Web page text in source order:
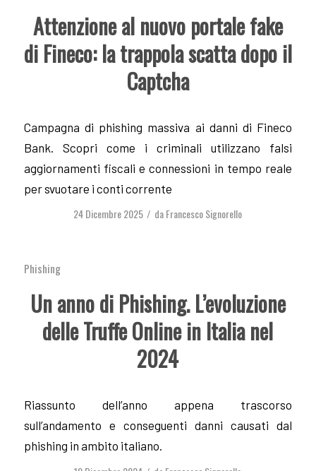
Attenzione al nuovo portale fake
di Fineco: la trappola scatta dopo il
Captcha
Campagna di phishing massiva ai danni di Fineco
Bank. Scopri come i criminali utilizzano falsi
aggiornamenti fiscali e connessioni in tempo reale
per svuotare i conti corrente
24 Dicembre 2025 / daFrancesco Signorello
Phishing
Un anno di Phishing. L’evoluzione
delle Truffe Online in Italia nel
2024
Riassunto dell’anno appena trascorso
sull’andamento e conseguenti danni causati dal
phishing in ambito italiano.